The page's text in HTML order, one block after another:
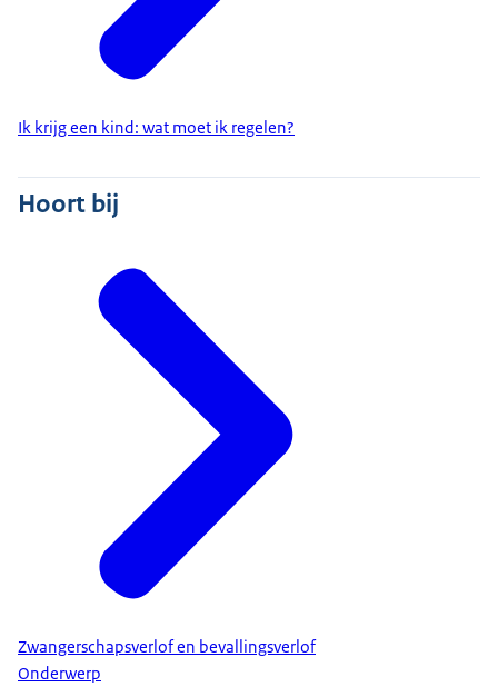
Ik krijg een kind: wat moet ik regelen?
Hoort bij
Zwangerschapsverlof en bevallingsverlof
Onderwerp